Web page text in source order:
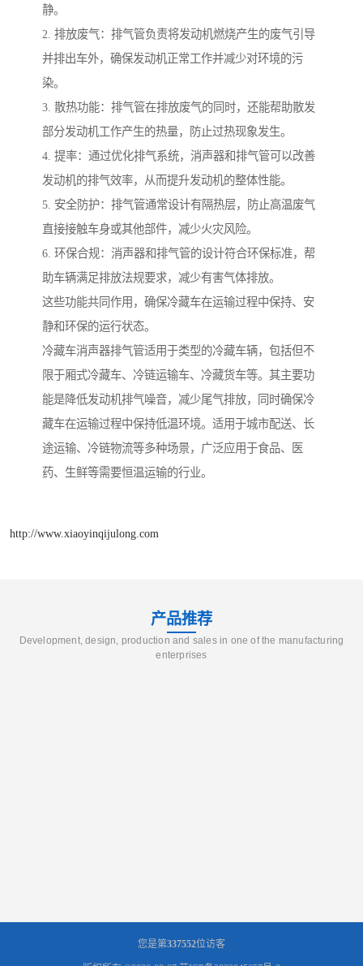
静。
2. 排放废气：排气管负责将发动机燃烧产生的废气引导
并排出车外，确保发动机正常工作并减少对环境的污
染。
3. 散热功能：排气管在排放废气的同时，还能帮助散发
部分发动机工作产生的热量，防止过热现象发生。
4. 提率：通过优化排气系统，消声器和排气管可以改善
发动机的排气效率，从而提升发动机的整体性能。
5. 安全防护：排气管通常设计有隔热层，防止高温废气
直接接触车身或其他部件，减少火灾风险。
6. 环保合规：消声器和排气管的设计符合环保标准，帮
助车辆满足排放法规要求，减少有害气体排放。
这些功能共同作用，确保冷藏车在运输过程中保持、安
静和环保的运行状态。
冷藏车消声器排气管适用于类型的冷藏车辆，包括但不
限于厢式冷藏车、冷链运输车、冷藏货车等。其主要功
能是降低发动机排气噪音，减少尾气排放，同时确保冷
藏车在运输过程中保持低温环境。适用于城市配送、长
途运输、冷链物流等多种场景，广泛应用于食品、医
药、生鲜等需要恒温运输的行业。
http://www.xiaoyinqijulong.com
产品推荐
Development, design, production and sales in one of the manufacturing
enterprises
您是第337552位访客